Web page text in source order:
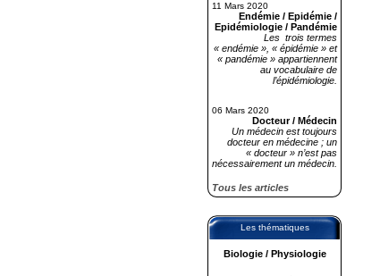
11 Mars 2020
Endémie / Epidémie /
Epidémiologie / Pandémie
Les trois termes
« endémie », « épidémie » et
« pandémie » appartiennent
au vocabulaire de
l’épidémiologie.
06 Mars 2020
Docteur / Médecin
Un médecin est toujours
docteur en médecine ; un
« docteur » n’est pas
nécessairement un médecin.
Tous les articles
Les thématiques
Biologie / Physiologie